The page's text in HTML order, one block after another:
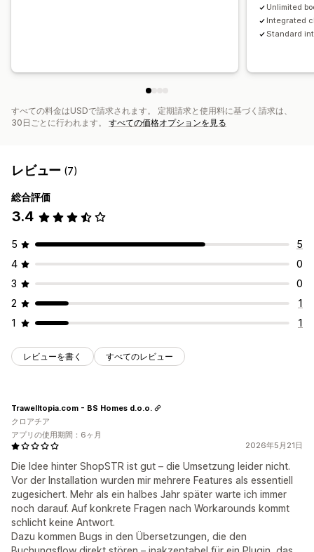
Unlimited
Integrated
Standard
すべての料金はUSDで請求されます。 定期請求と使用料に基づく請求は、
30日ごとに行われます。 すべての価格オプションを見る
レビュー (7)
総合評価
3.4
5
5
4
0
3
0
2
1
1
1
レビューを書く すべてのレビュー
2026年5月21日
Die Idee hinter ShopSTR ist gut – die Umsetzung leider nicht.
Vor der Installation wurden mir mehrere Features als essentiell
zugesichert. Mehr als ein halbes Jahr später warte ich immer
noch darauf. Auf konkrete Fragen nach Workarounds kommt
schlicht keine Antwort.
Dazu kommen Bugs in den Übersetzungen, die den
Trawelltopia.com - BS Homes d.o.o.
クロアチア
アプリの使用期間：6ヶ月